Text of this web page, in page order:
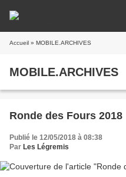
Accueil » MOBILE.ARCHIVES
MOBILE.ARCHIVES
Ronde des Fours 2018
Publié le 12/05/2018 à 08:38
Par Les Légremis